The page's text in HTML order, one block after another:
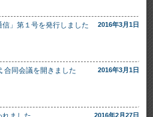
信」第１号を発行しました 2016年3月1日
合同会議を開きました 2016年3月1日
2016年2月27日